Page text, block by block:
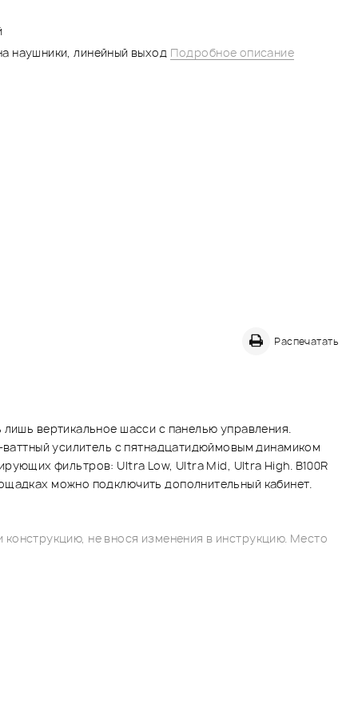
наушники, линейный выход Подробное описание
Распечатать
вертикальное шасси с панелью управления.
усилитель с пятнадцатидюймовым динамиком
фильтров: Ultra Low, Ultra Mid, Ultra High. B100R
можно подключить дополнительный кабинет.
не внося изменения в инструкцию. Место